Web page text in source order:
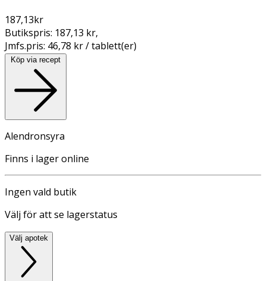
187,13kr
Butikspris: 187,13 kr,
Jmfs.pris: 46,78 kr / tablett(er)
Köp via recept
Alendronsyra
Finns i lager online
Ingen vald butik
Välj för att se lagerstatus
Välj apotek